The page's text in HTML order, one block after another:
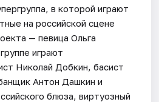
в которой играют
на российской сцене
— певица Ольга
играют
Николай Добкин, басист
Антон Дашкин и
блюза, виртуозный